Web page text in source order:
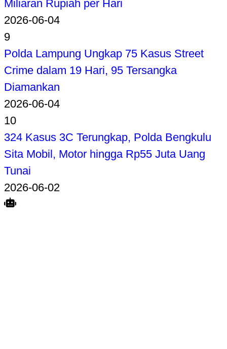
Miliaran Rupiah per Hari
2026-06-04
9
Polda Lampung Ungkap 75 Kasus Street
Crime dalam 19 Hari, 95 Tersangka
Diamankan
2026-06-04
10
324 Kasus 3C Terungkap, Polda Bengkulu
Sita Mobil, Motor hingga Rp55 Juta Uang
Tunai
2026-06-02